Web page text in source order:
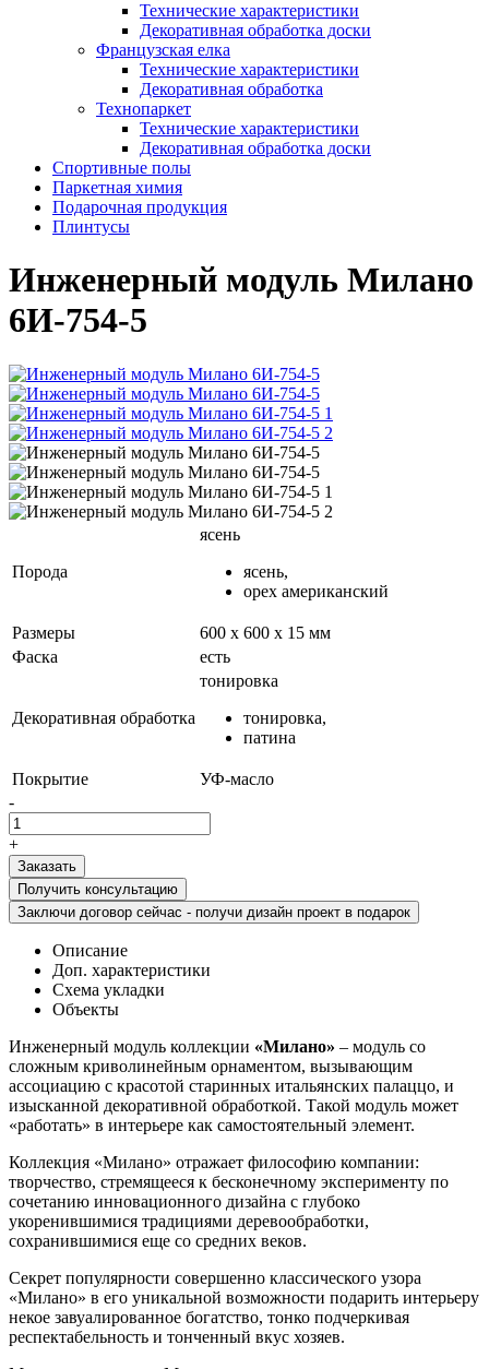
Технические характеристики
Декоративная обработка доски
Французская елка
Технические характеристики
Декоративная обработка
Технопаркет
Технические характеристики
Декоративная обработка доски
Спортивные полы
Паркетная химия
Подарочная продукция
Плинтусы
Инженерный модуль Милано
6И-754-5
Порода
ясень
ясень,
орех американский
Размеры
600 х 600 х 15 мм
Фаска
есть
Декоративная обработка
тонировка
тонировка,
патина
Покрытие
УФ-масло
-
+
Получить консультацию
Заключи договор сейчас - получи дизайн проект в подарок
Описание
Доп. характеристики
Схема укладки
Объекты
Инженерный модуль коллекции «Милано» – модуль со
сложным криволинейным орнаментом, вызывающим
ассоциацию с красотой старинных итальянских палаццо, и
изысканной декоративной обработкой. Такой модуль может
«работать» в интерьере как самостоятельный элемент.
Коллекция «Милано» отражает философию компании:
творчество, стремящееся к бесконечному эксперименту по
сочетанию инновационного дизайна с глубоко
укоренившимися традициями деревообработки,
сохранившимися еще со средних веков.
Секрет популярности совершенно классического узора
«Милано» в его уникальной возможности подарить интерьеру
некое завуалированное богатство, тонко подчеркивая
респектабельность и тонченный вкус хозяев.